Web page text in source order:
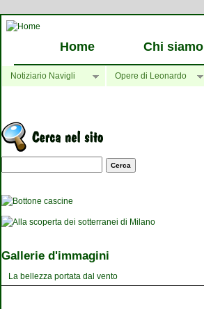
Home Chi siamo
Notiziario Navigli Opere di Leonardo
Maschera di ricerca
Gallerie d'immagini
La bellezza portata dal vento